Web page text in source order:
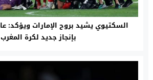
بإنجاز جديد لكرة المغرب